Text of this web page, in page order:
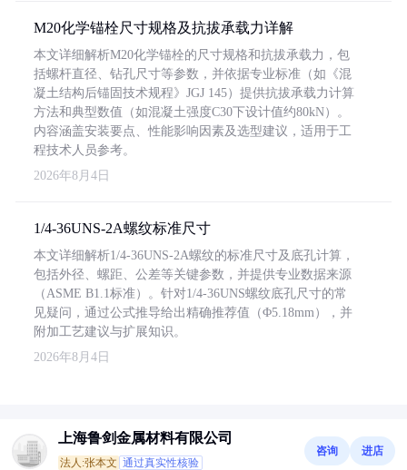
M20化学锚栓尺寸规格及抗拔承载力详解
本文详细解析M20化学锚栓的尺寸规格和抗拔承载力，包
括螺杆直径、钻孔尺寸等参数，并依据专业标准（如《混
凝土结构后锚固技术规程》JGJ 145）提供抗拔承载力计算
方法和典型数值（如混凝土强度C30下设计值约80kN）。
内容涵盖安装要点、性能影响因素及选型建议，适用于工
程技术人员参考。
2026年8月4日
1/4-36UNS-2A螺纹标准尺寸
本文详细解析1/4-36UNS-2A螺纹的标准尺寸及底孔计算，
包括外径、螺距、公差等关键参数，并提供专业数据来源
（ASME B1.1标准）。针对1/4-36UNS螺纹底孔尺寸的常
见疑问，通过公式推导给出精确推荐值（Φ5.18mm），并
附加工艺建议与扩展知识。
2026年8月4日
上海鲁剑金属材料有限公司
法人:张本文 通过真实性核验
咨询 进店